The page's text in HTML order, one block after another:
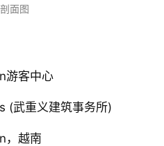
面图
游客中心
(武重义建筑事务所)
，越南